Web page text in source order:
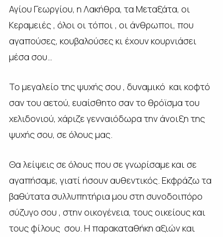
Αγίου Γεωργίου, η Λακήθρα, τα Μεταξάτα, οι
Κεραμειές , όλοι οι τόποι , οι άνθρωποι, που
αγαπούσες, κουβαλούσες κι έχουν κουρνιάσει
μέσα σου…
Το μεγαλείο της ψυχής σου , δυναμικό και κοφτό
σαν του αετού, ευαίσθητο σαν το θρόϊσμα του
χελιδονιού, χάριζε γενναιόδωρα την άνοιξη της
ψυχής σου, σε όλους μας.
Θα λείψεις σε όλους που σε γνωρίσαμε και σε
αγαπήσαμε, γιατί ήσουν αυθεντικός. Εκφράζω τα
βαθύτατα συλλυπητήρια μου στη συνοδοιπόρο
σύζυγο σου , στην οικογένεια, τους οικείους και
τους φίλους σου. Η παρακαταθήκη αξιών και